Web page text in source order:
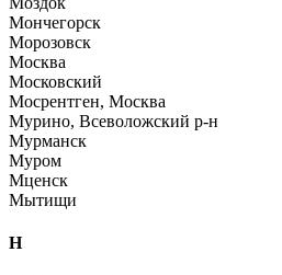
Мончегорск
Морозовск
Москва
Московский
Мосрентген, Москва
Мурино, Всеволожский р-н
Мурманск
Муром
Мценск
Мытищи
Н